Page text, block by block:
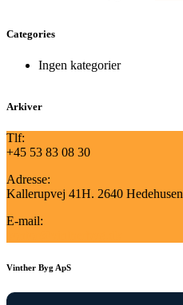
Categories
Ingen kategorier
Arkiver
Tlf:
+45 53 83 08 30
Adresse:
Kallerupvej 41H. 2640 Hedehusen
E-mail:
Vinther Byg ApS